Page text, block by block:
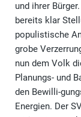
und ihrer
bereits klar
populistische
grobe
nun dem Volk
Planungs- und
den Bewilli-
Energien. Der